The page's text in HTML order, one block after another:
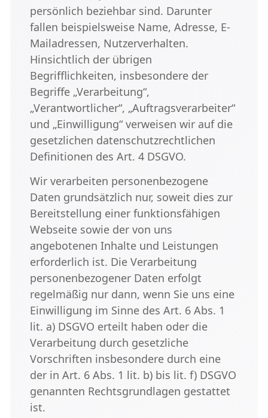
persönlich beziehbar sind. Darunter
fallen beispielsweise Name, Adresse, E-
Mailadressen, Nutzerverhalten.
Hinsichtlich der übrigen
Begrifflichkeiten, insbesondere der
Begriffe „Verarbeitung“,
„Verantwortlicher“, „Auftragsverarbeiter“
und „Einwilligung“ verweisen wir auf die
gesetzlichen datenschutzrechtlichen
Definitionen des Art. 4 DSGVO.
Wir verarbeiten personenbezogene
Daten grundsätzlich nur, soweit dies zur
Bereitstellung einer funktionsfähigen
Webseite sowie der von uns
angebotenen Inhalte und Leistungen
erforderlich ist. Die Verarbeitung
personenbezogener Daten erfolgt
regelmäßig nur dann, wenn Sie uns eine
Einwilligung im Sinne des Art. 6 Abs. 1
lit. a) DSGVO erteilt haben oder die
Verarbeitung durch gesetzliche
Vorschriften insbesondere durch eine
der in Art. 6 Abs. 1 lit. b) bis lit. f) DSGVO
genannten Rechtsgrundlagen gestattet
ist.